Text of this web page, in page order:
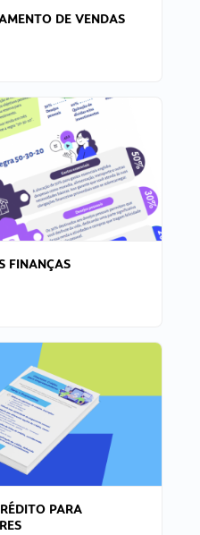
DE VENDAS
FINANÇAS
PARA